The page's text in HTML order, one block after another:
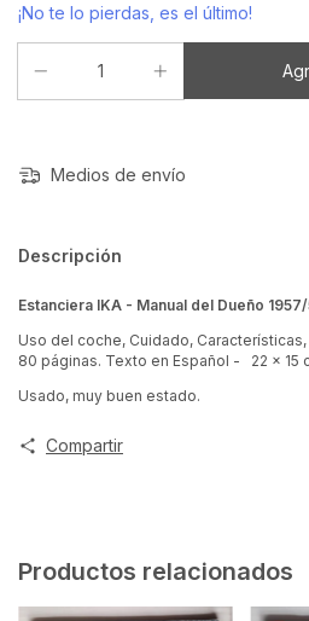
¡No te lo pierdas, es el último!
Medios de envío
Descripción
Estanciera IKA - Manual del Dueño
Uso del coche, Cuidado,
80 páginas. Texto en Español - 22 x 15
Usado, muy buen estado.
Compartir
Productos relacionados